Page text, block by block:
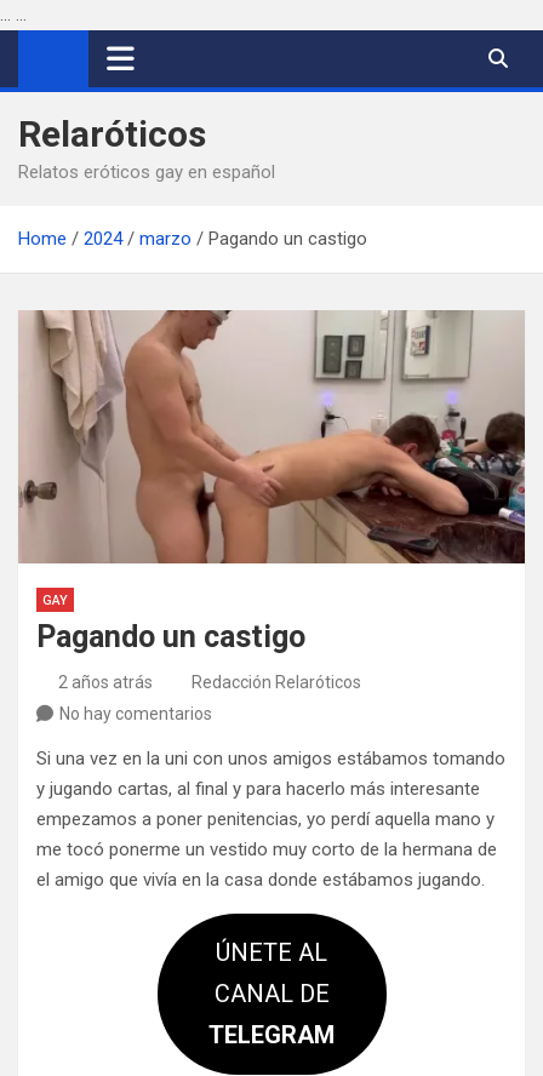
... ...
Relaróticos
Relatos eróticos gay en español
Home 2024 marzo Pagando un castigo
GAY
Pagando un castigo
2 años atrás
Redacción Relaróticos
No hay comentarios
Si una vez en la uni con unos amigos estábamos tomando
y jugando cartas, al final y para hacerlo más interesante
empezamos a poner penitencias, yo perdí aquella mano y
me tocó ponerme un vestido muy corto de la hermana de
el amigo que vivía en la casa donde estábamos jugando.
ÚNETE AL
CANAL DE
TELEGRAM